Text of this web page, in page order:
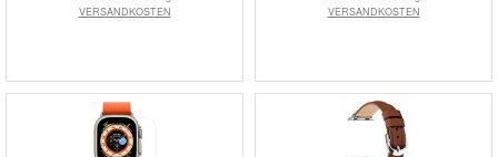
VERSANDKOSTEN
VERSANDKOSTEN